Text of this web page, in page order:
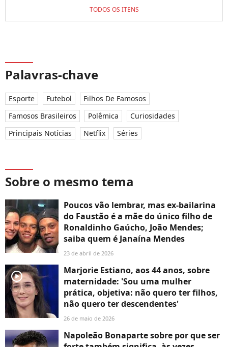
TODOS OS ITENS
Palavras-chave
Esporte Futebol
Filhos De Famosos
Famosos Brasileiros
Polêmica
Curiosidades
Principais Notícias
Netflix Séries
Sobre o mesmo tema
Poucos vão lembrar, mas ex-bailarina
do Faustão é a mãe do único filho de
Ronaldinho Gaúcho, João Mendes;
saiba quem é Janaína Mendes
23 de abril de 2026
player2
Marjorie Estiano, aos 44 anos, sobre
maternidade: 'Sou uma mulher
prática, objetiva: não quero ter filhos,
não quero ter descendentes'
26 de maio de 2026
Napoleão Bonaparte sobre por que ser